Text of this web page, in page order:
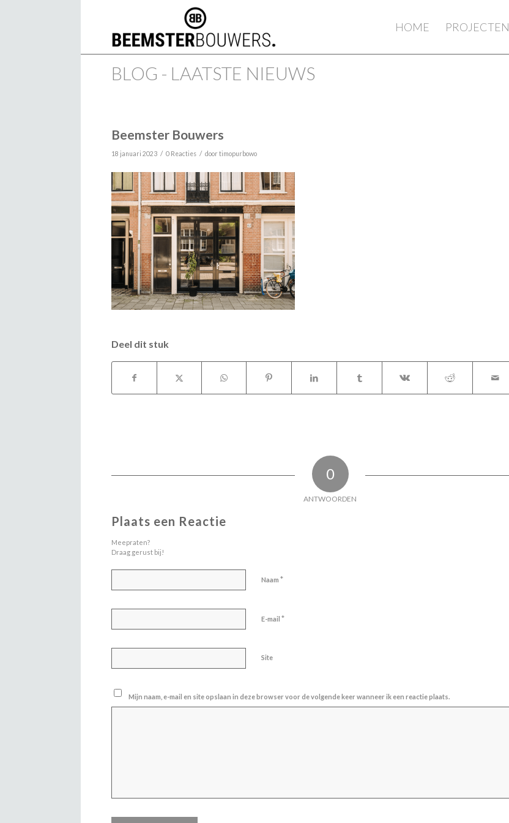
HOME PROJECTEN
BLOG - LAATSTE NIEUWS
Beemster Bouwers
18 januari 2023 / 0 Reacties / door timopurbowo
Deel dit stuk
0
ANTWOORDEN
Plaats een Reactie
Meepraten?
Draag gerust bij!
Naam *
E-mail *
Site
Mijn naam, e-mail en site opslaan in deze browser voor de volgende keer wanneer ik een reactie plaats.